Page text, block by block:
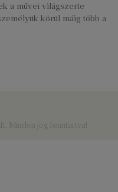
a művei világszerte
körül máig több a